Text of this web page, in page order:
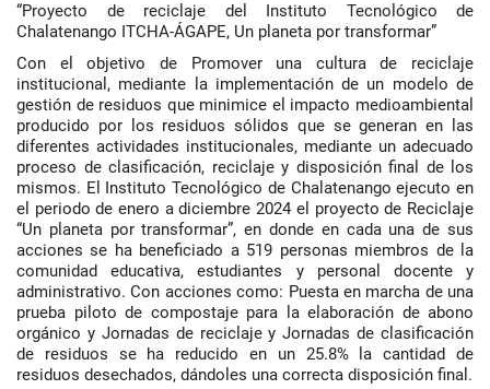
“Proyecto de reciclaje del Instituto Tecnológico de
Chalatenango ITCHA-ÁGAPE, Un planeta por transformar”
Con el objetivo de Promover una cultura de reciclaje
institucional, mediante la implementación de un modelo de
gestión de residuos que minimice el impacto medioambiental
producido por los residuos sólidos que se generan en las
diferentes actividades institucionales, mediante un adecuado
proceso de clasificación, reciclaje y disposición final de los
mismos. El Instituto Tecnológico de Chalatenango ejecuto en
el periodo de enero a diciembre 2024 el proyecto de Reciclaje
“Un planeta por transformar”, en donde en cada una de sus
acciones se ha beneficiado a 519 personas miembros de la
comunidad educativa, estudiantes y personal docente y
administrativo. Con acciones como: Puesta en marcha de una
prueba piloto de compostaje para la elaboración de abono
orgánico y Jornadas de reciclaje y Jornadas de clasificación
de residuos se ha reducido en un 25.8% la cantidad de
residuos desechados, dándoles una correcta disposición final.